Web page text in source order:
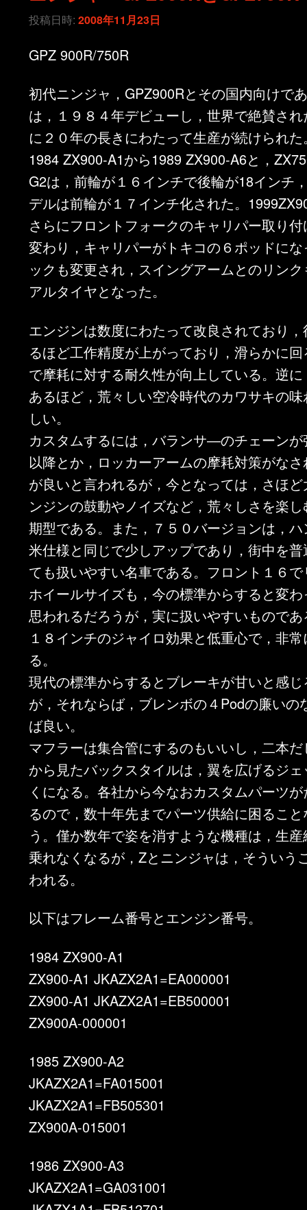
投稿日時:2008年11月23日
GPZ 900R/750R
初代ニンジャ，GPZ900Rとその国内向けで
は，１９８４年デビューし，世界で絶賛さ
に２０年の長きにわたって生産が続けられた
1984 ZX900-A1から1989 ZX900-A6と，
G2は，前輪が１６インチで後輪が18インチ
デルは前輪が１７インチ化された。
さらにフロントフォークのキャリパー取り
変わり，キャリパーがトキコの６ポッドに
ックも変更され，スイングアームとのリン
アルタイヤとなった。
エンジンは数度にわたって改良されており
るほど工作精度が上がっており，滑らかに
で摩耗に対する耐久性が向上している。逆
あるほど，荒々しい空冷時代のカワサキの
しい。
カスタムするには，バランサ―のチェーン
以降とか，ロッカーアームの摩耗対策がな
が良いと言われるが，今となっては，さほ
ンジンの鼓動やノイズなど，荒々しさを楽
期型である。また，７５０バージョンは，
米仕様と同じで少しアップであり，街中を
ても扱いやすい名車である。フロント１６
ホイールサイズも，今の標準からすると変
思われるだろうが，実に扱いやすいもので
１８インチのジャイロ効果と低重心で，非
る。
現代の標準からするとブレーキが甘いと感
が，それならば，ブレンボの４Podの廉いの
ば良い。
マフラーは集合管にするのもいいし，二本
から見たバックスタイルは，翼を広げるジ
くになる。各社から今なおカスタムパーツ
るので，数十年先までパーツ供給に困るこ
う。僅か数年で姿を消すような機種は，生
乗れなくなるが，Zとニンジャは，そういう
われる。
以下はフレーム番号とエンジン番号。
1984 ZX900-A1
ZX900-A1 JKAZX2A1=EA000001
ZX900-A1 JKAZX2A1=EB500001
ZX900A-000001
1985 ZX900-A2
JKAZX2A1=FA015001
JKAZX2A1=FB505301
ZX900A-015001
1986 ZX900-A3
JKAZX2A1=GA031001